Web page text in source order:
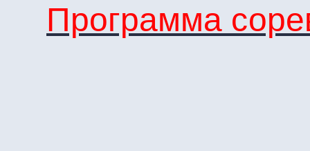
Программа